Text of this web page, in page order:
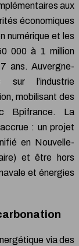
aux
économiques
numérique et les
000 à 1 million
ans. Auvergne-
sur l’industrie
mobilisant des
Bpifrance. La
: un projet
en Nouvelle-
et être hors
et énergies
via des